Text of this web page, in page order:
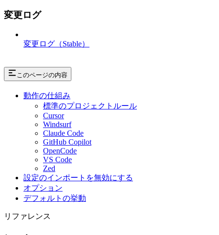
変更ログ
変更ログ（Stable）
このページの内容
動作の仕組み
標準のプロジェクトルール
Cursor
Windsurf
Claude Code
GitHub Copilot
OpenCode
VS Code
Zed
設定のインポートを無効にする
オプション
デフォルトの挙動
リファレンス